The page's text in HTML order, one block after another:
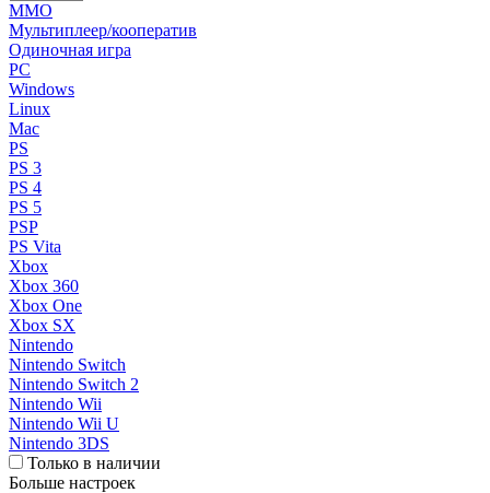
MMO
Мультиплеер/кооператив
Одиночная игра
PC
Windows
Linux
Mac
PS
PS 3
PS 4
PS 5
PSP
PS Vita
Xbox
Xbox 360
Xbox One
Xbox SX
Nintendo
Nintendo Switch
Nintendo Switch 2
Nintendo Wii
Nintendo Wii U
Nintendo 3DS
Только в наличии
Больше настроек